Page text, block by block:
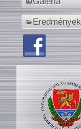
Eredmények